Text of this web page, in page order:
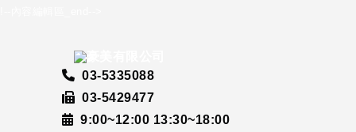
03-5335088
03-5429477
9:00~12:00 13:30~18:00